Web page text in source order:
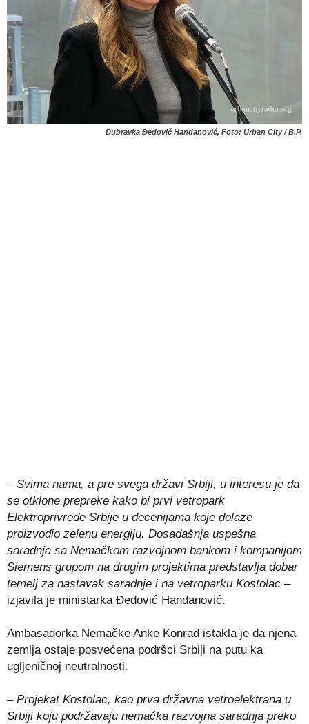
Dubravka Đedović Handanović, Foto: Urban City / B.P.
– Svima nama, a pre svega državi Srbiji, u interesu je da
se otklone prepreke kako bi prvi vetropark
Elektroprivrede Srbije u decenijama koje dolaze
proizvodio zelenu energiju. Dosadašnja uspešna
saradnja sa Nemačkom razvojnom bankom i kompanijom
Siemens grupom na drugim projektima predstavlja dobar
temelj za nastavak saradnje i na vetroparku Kostolac –
izjavila je ministarka Đedović Handanović.
Ambasadorka Nemačke Anke Konrad istakla je da njena
zemlja ostaje posvećena podršci Srbiji na putu ka
ugljeničnoj neutralnosti.
– Projekat Kostolac, kao prva državna vetroelektrana u
Srbiji koju podržavaju nemačka razvojna saradnja preko